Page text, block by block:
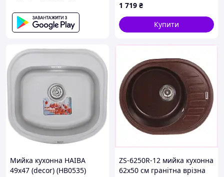
глибиною PE637341E4
1 719 ₴
Купити
Мийка кухонна HAIBA
49x47 (decor) (HB0535)
ZS-6250R-12 мийка кухонна
62х50 см гранітна врізна